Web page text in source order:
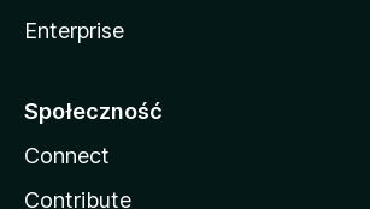
Enterprise
Społeczność
Connect
Contribute